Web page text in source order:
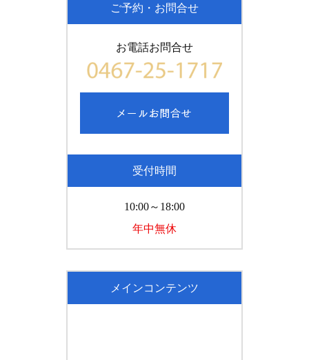
ご予約・お問合せ
お電話お問合せ
受付時間
10:00～18:00
年中無休
メインコンテンツ